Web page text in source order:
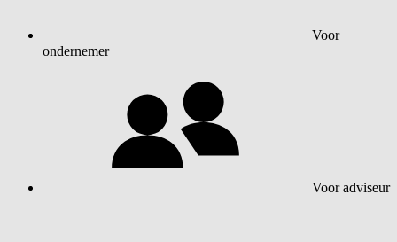
Voor
ondernemer
Voor adviseur